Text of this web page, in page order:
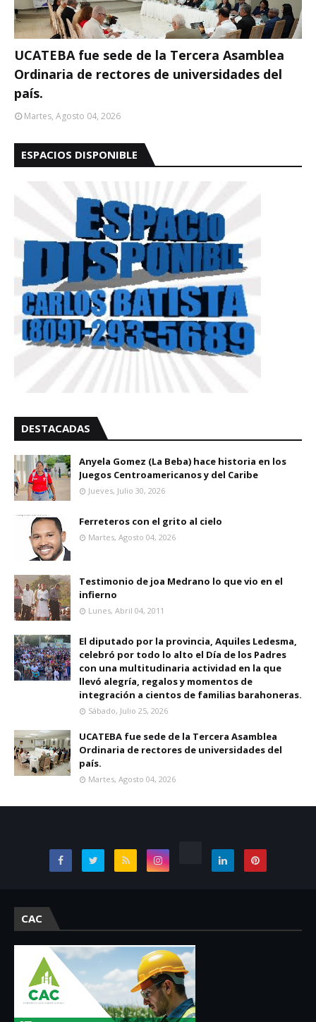
UCATEBA fue sede de la Tercera Asamblea
Ordinaria de rectores de universidades del
país.
Martes, Agosto 04, 2026
ESPACIOS DISPONIBLE
DESTACADAS
Anyela Gomez (La Beba) hace historia en los
Juegos Centroamericanos y del Caribe
Jueves, Julio 30, 2026
Ferreteros con el grito al cielo
Martes, Agosto 04, 2026
Testimonio de joa Medrano lo que vio en el
infierno
Lunes, Abril 04, 2011
El diputado por la provincia, Aquiles Ledesma,
celebró por todo lo alto el Día de los Padres
con una multitudinaria actividad en la que
llevó alegría, regalos y momentos de
integración a cientos de familias barahoneras.
Sábado, Julio 25, 2026
UCATEBA fue sede de la Tercera Asamblea
Ordinaria de rectores de universidades del
país.
Martes, Agosto 04, 2026
CAC